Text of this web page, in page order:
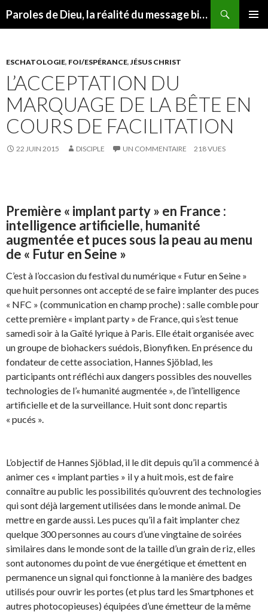
Paroles de Dieu, la réalité du message biblique
ESCHATOLOGIE, FOI/ESPÉRANCE,JÉSUS CHRIST
L’ACCEPTATION DU
MARQUAGE DE LA BÊTE EN
COURS DE FACILITATION
22 JUIN 2015 DISCIPLE UN COMMENTAIRE 218 VUES
Première « implant party » en France :
intelligence artificielle, humanité
augmentée et puces sous la peau au menu
de « Futur en Seine »
C’est à l’occasion du festival du numérique « Futur en Seine »
que huit personnes ont accepté de se faire implanter des puces
« NFC » (communication en champ proche) : salle comble pour
cette première « implant party » de France, qui s’est tenue
samedi soir à la Gaîté lyrique à Paris. Elle était organisée avec
un groupe de biohackers suédois, Bionyfiken. En présence du
fondateur de cette association, Hannes Sjöblad, les
participants ont réfléchi aux dangers possibles des nouvelles
technologies de l’« humanité augmentée », de l’intelligence
artificielle et de la surveillance. Huit sont donc repartis
« pucés ».
L’objectif de Hannes Sjöblad, il le dit depuis qu’il a commencé à
animer ces « implant parties » il y a huit mois, est de faire
connaître au public les possibilités qu’ouvrent des technologies
qui sont déjà largement utilisées dans le monde animal. De
mettre en garde aussi. Les puces qu’il a fait implanter chez
quelque 300 personnes au cours d’une vingtaine de soirées
similaires dans le monde sont de la taille d’un grain de riz, elles
sont autonomes du point de vue énergétique et émettent en
permanence un signal qui fonctionne à la manière des badges
utilisés pour ouvrir les portes (et plus tard les Smartphones et
autres photocopieuses) équipées d’une émetteur de la même